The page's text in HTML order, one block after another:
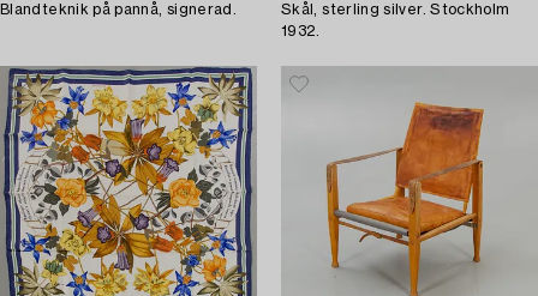
Blandteknik på pannå, signerad.
Skål, sterling silver. Stockholm
1932.